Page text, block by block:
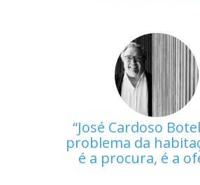
José Cardoso
problema da
é a procura, é a